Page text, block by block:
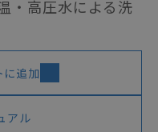
・高圧水による洗
に追加
アル